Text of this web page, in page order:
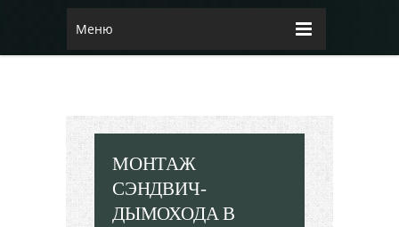
Меню
МОНТАЖ
СЭНДВИЧ-
ДЫМОХОДА В